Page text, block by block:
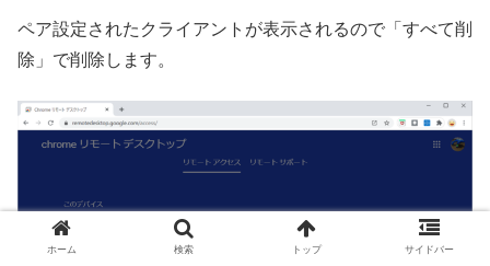
ペア設定されたクライアントが表示されるので「すべて削
除」で削除します。
ホーム 検索 トップ サイドバー